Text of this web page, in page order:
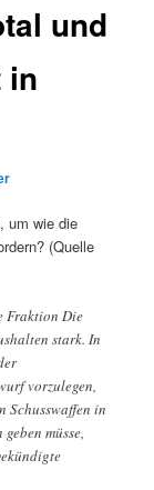
und
in
um wie die
(Quelle
Fraktion Die
stark. In
vorzulegen,
Schusswaffen in
müsse,